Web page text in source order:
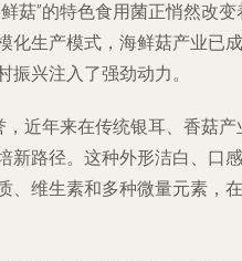
菇”的特色食用菌正悄然改变
化生产模式，海鲜菇产业已成
兴注入了强劲动力。
，近年来在传统银耳、香菇产
新路径。这种外形洁白、口感
、维生素和多种微量元素，在